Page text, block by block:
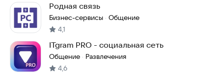
Родная связь
Бизнес-сервисы · Общение
4,1
ITgram PRO - социальная сеть
Общение · Развлечения
4,6